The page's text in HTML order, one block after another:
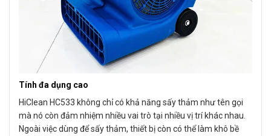
Tính đa dụng cao
HiClean HC533 không chỉ có khả năng sấy thảm như tên gọi
mà nó còn đảm nhiệm nhiều vai trò tại nhiều vị trí khác nhau.
Ngoài việc dùng để sấy thảm, thiết bị còn có thể làm khô bề